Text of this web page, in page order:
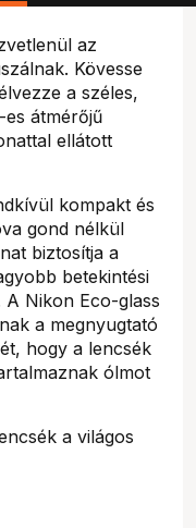
az
Kövesse
a széles,
es átmérőjű
ellátott
kompakt és
gond nélkül
biztosítja a
betekintési
Nikon Eco-glass
a megnyugtató
hogy a lencsék
ólmot
a világos